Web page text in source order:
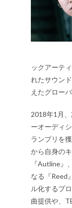
ックアーテ
れたサウン
えたグロー
2018年1月
ーオーディ
ランプリを
から自身の
『Autline』
なる『Reed
ル化するプ
曲提供や、